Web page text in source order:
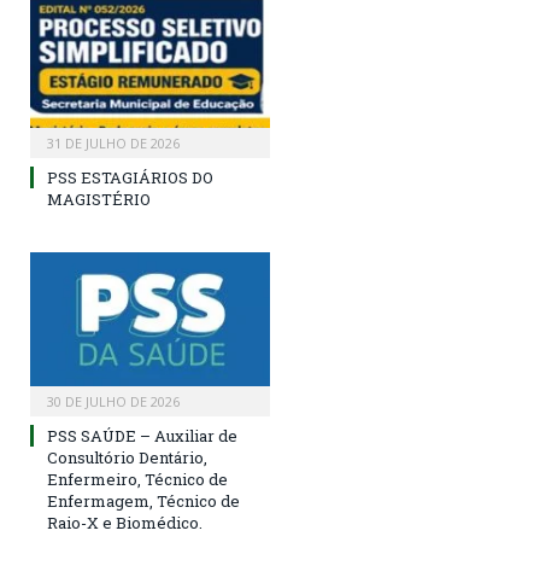
31 DE JULHO DE 2026
PSS ESTAGIÁRIOS DO
MAGISTÉRIO
30 DE JULHO DE 2026
PSS SAÚDE – Auxiliar de
Consultório Dentário,
Enfermeiro, Técnico de
Enfermagem, Técnico de
Raio-X e Biomédico.